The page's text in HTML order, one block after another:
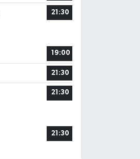
21:30
19:00
21:30
21:30
21:30